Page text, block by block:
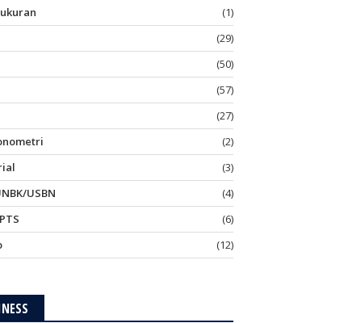
(1)
(29)
(50)
(57)
(27)
(2)
(3)
USBN
(4)
(6)
(12)